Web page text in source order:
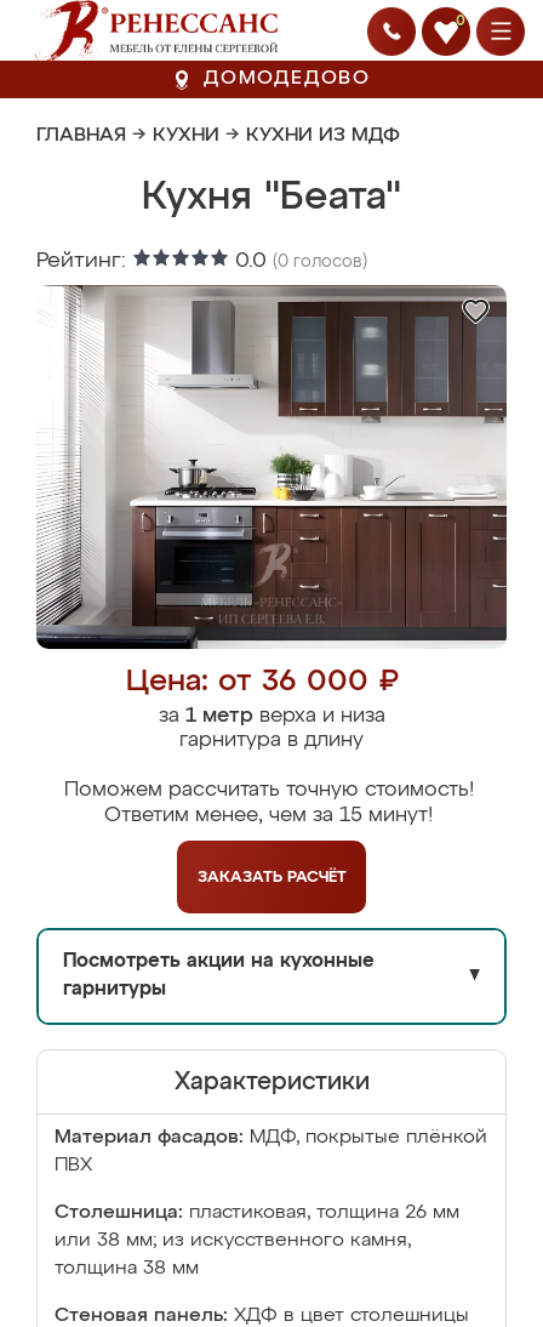
0
ДОМОДЕДОВО
ГЛАВНАЯ → КУХНИ → КУХНИ ИЗ МДФ
Кухня "Беата"
Рейтинг: 0.0 (0 голосов)
Цена: от 36 000 ₽
за 1 метрверха и низа
гарнитура в длину
Поможем рассчитать точную стоимость!
Ответим менее, чем за 15 минут!
ЗАКАЗАТЬ РАСЧЁТ
Посмотреть акции на кухонные
гарнитуры
▼
Характеристики
Материал фасадов: МДФ, покрытые плёнкой
ПВХ
Столешница: пластиковая, толщина 26 мм
или 38 мм; из искусственного камня,
толщина 38 мм
Стеновая панель: ХДФ в цвет столешницы